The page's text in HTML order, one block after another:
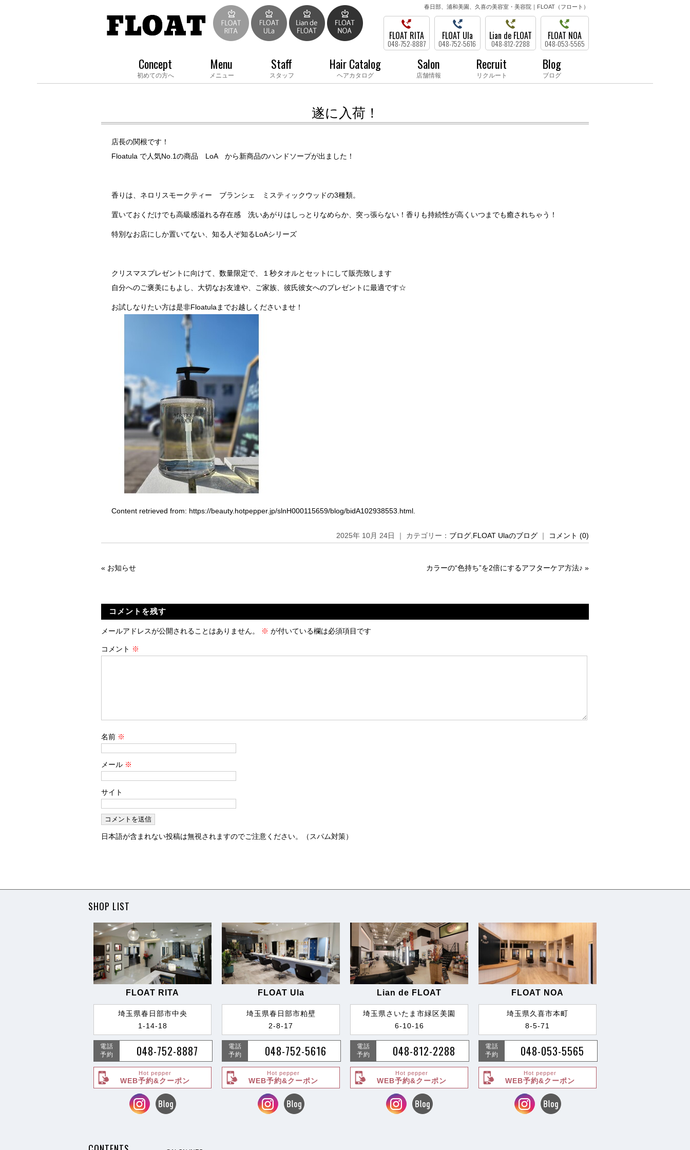
春日部、浦和美園、久喜の美容室・美容院｜FLOAT（フロート）
FLOAT RITA
048-752-8887
FLOAT Ula
048-752-5616
Lian de FLOAT
048-812-2288
FLOAT NOA
048-053-5565
Concept
初めての方へ
Menu
メニュー
Staff
スタッフ
Hair Catalog
ヘアカタログ
Salon
店舗情報
Recruit
リクルート
Blog
ブログ
遂に入荷！
店長の関根です！
Floatula で人気No.1の商品 LoA から新商品のハンドソープが出ました！
香りは、ネロリスモークティー ブランシェ ミスティックウッドの3種類。
置いておくだけでも高級感溢れる存在感 洗いあがりはしっとりなめらか、突っ張らない！香りも持続性が高くいつまでも癒されちゃう！
特別なお店にしか置いてない、知る人ぞ知るLoAシリーズ
クリスマスプレゼントに向けて、数量限定で、１秒タオルとセットにして販売致します
自分へのご褒美にもよし、大切なお友達や、ご家族、彼氏彼女へのプレゼントに最適です☆
お試しなりたい方は是非Floatulaまでお越しくださいませ！
Content retrieved from: https://beauty.hotpepper.jp/slnH000115659/blog/bidA102938553.html
2025年 10月 24日 ｜ カテゴリー： ブログ FLOAT Ulaのブログ ｜ コメント (0)
« お知らせ カラーの“色持ち”を2倍にするアフターケア方法♪ »
コメントを残す
メールアドレスが公開されることはありません。 ※ が付いている欄は必須項目です
コメント ※
名前 ※
メール ※
サイト
日本語が含まれない投稿は無視されますのでご注意ください。（スパム対策）
SHOP LIST
FLOAT RITA
埼玉県春日部市中央
1-14-18
電話
予約
048-752-8887
Hot pepper
WEB予約&クーポン
FLOAT Ula
埼玉県春日部市粕壁
2-8-17
電話
予約
048-752-5616
Hot pepper
WEB予約&クーポン
Lian de FLOAT
埼玉県さいたま市緑区美園
6-10-16
電話
予約
048-812-2288
Hot pepper
WEB予約&クーポン
FLOAT NOA
埼玉県久喜市本町
8-5-71
電話
予約
048-053-5565
Hot pepper
WEB予約&クーポン